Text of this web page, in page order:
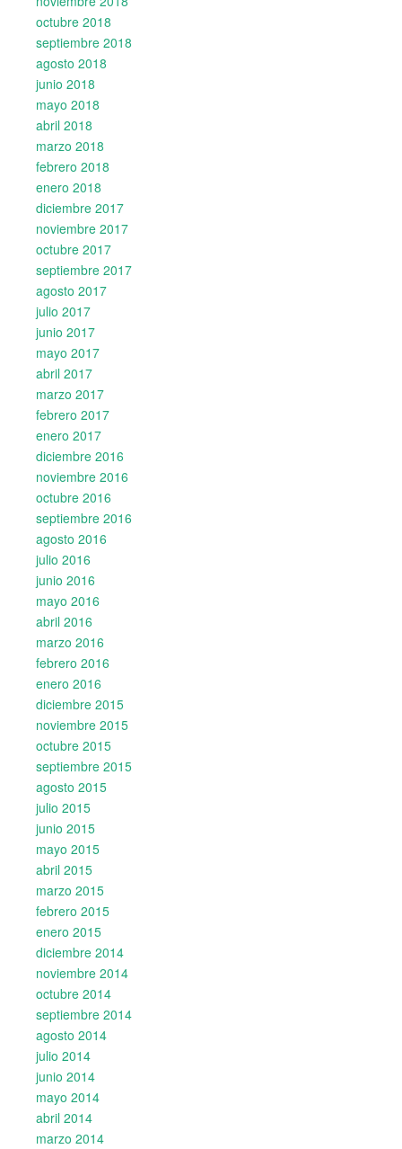
octubre 2018
septiembre 2018
agosto 2018
junio 2018
mayo 2018
abril 2018
marzo 2018
febrero 2018
enero 2018
diciembre 2017
noviembre 2017
octubre 2017
septiembre 2017
agosto 2017
julio 2017
junio 2017
mayo 2017
abril 2017
marzo 2017
febrero 2017
enero 2017
diciembre 2016
noviembre 2016
octubre 2016
septiembre 2016
agosto 2016
julio 2016
junio 2016
mayo 2016
abril 2016
marzo 2016
febrero 2016
enero 2016
diciembre 2015
noviembre 2015
octubre 2015
septiembre 2015
agosto 2015
julio 2015
junio 2015
mayo 2015
abril 2015
marzo 2015
febrero 2015
enero 2015
diciembre 2014
noviembre 2014
octubre 2014
septiembre 2014
agosto 2014
julio 2014
junio 2014
mayo 2014
abril 2014
marzo 2014